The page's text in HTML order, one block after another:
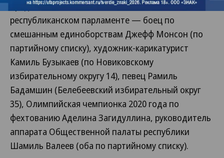
Среди наиболее заметных новичков в
республиканском парламенте — боец по
смешанным единоборствам Джефф Монсон (по
партийному списку), художник-карикатурист
Камиль Бузыкаев (по Новиковскому
избирательному округу 14), певец Рамиль
Бадамшин (Белебеевский избирательный округ
35), Олимпийская чемпионка 2020 года по
фехтованию Аделина Загидуллина, руководитель
аппарата Общественной палаты республики
Шамиль Валеев (оба по партийному списку).